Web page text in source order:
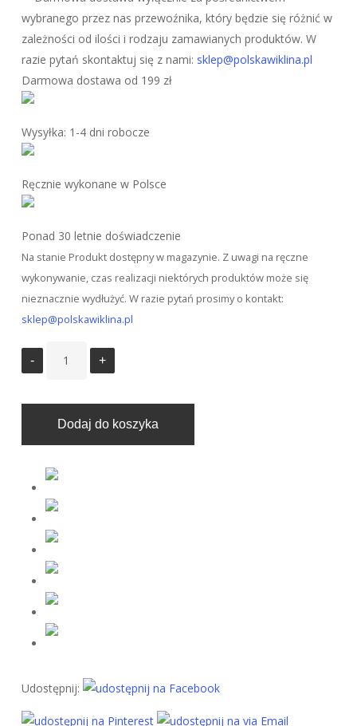
wybranego przez nas przewoźnika, który będzie się różnić w
zależności od ilości i rodzaju zamawianych produktów. W
razie pytań skontaktuj się z nami: sklep@polskawiklina.pl
Darmowa dostawa od 199 zł
Wysyłka: 1-4 dni robocze
Ręcznie wykonane w Polsce
Ponad 30 letnie doświadczenie
Na stanie Produkt dostępny w magazynie. Z uwagi na ręczne
wykonywanie, czas realizacji niektórych produktów może się
nieznacznie wydłużyć. W razie pytań prosimy o kontakt:
sklep@polskawiklina.pl
Dodaj do koszyka
Udostępnij: